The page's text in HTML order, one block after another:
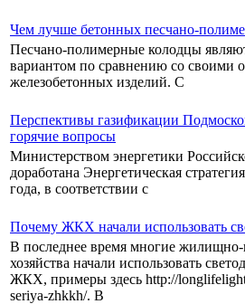
Чем лучше бетонных песчано-
Песчано-полимерные колодцы
вариантом по сравнению со своими
железобетонных изделий. С
Перспективы газификации
горячие вопросы
Министерством энергетики
доработана Энергетическая
года, в соответствии с
Почему ЖКХ начали использовать
В последнее время многие
хозяйства начали использовать
ЖКХ, примеры здесь http://
seriya-zhkkh/. В